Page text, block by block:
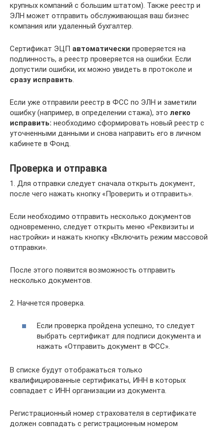
крупных компаний с большим штатом). Также реестр и
ЭЛН может отправить обслуживающая ваш бизнес
компания или удаленный бухгалтер.
Сертификат ЭЦП автоматически проверяется на
подлинность, а реестр проверяется на ошибки. Если
допустили ошибки, их можно увидеть в протоколе и
сразу исправить.
Если уже отправили реестр в ФСС по ЭЛН и заметили
ошибку (например, в определении стажа), это легко
исправить: необходимо сформировать новый реестр с
уточненными данными и снова направить его в личном
кабинете в Фонд.
Проверка и отправка
1. Для отправки следует сначала открыть документ,
после чего нажать кнопку «Проверить и отправить».
Если необходимо отправить несколько документов
одновременно, следует открыть меню «Реквизиты и
настройки» и нажать кнопку «Включить режим массовой
отправки».
После этого появится возможность отправить
несколько документов.
2. Начнется проверка.
Если проверка пройдена успешно, то следует
выбрать сертификат для подписи документа и
нажать «Отправить документ в ФСС».
В списке будут отображаться только
квалифицированные сертификаты, ИНН в которых
совпадает с ИНН организации из документа.
Регистрационный номер страхователя в сертификате
должен совпадать с регистрационным номером